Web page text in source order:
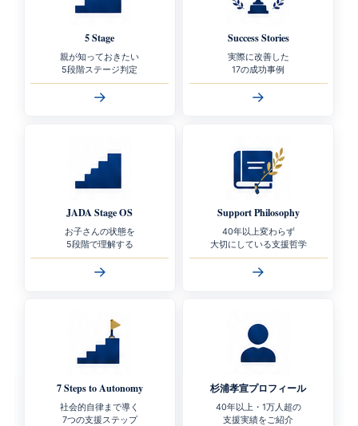
5 Stage
親が知っておきたい
5段階ステージ判定
→
Success Stories
実際に改善した
17の成功事例
→
JADA Stage OS
お子さんの状態を
5段階で理解する
→
Support Philosophy
40年以上変わらず
大切にしている支援哲学
→
7 Steps to Autonomy
社会的自律まで導く
7つの支援ステップ
杉浦孝宣プロフィール
40年以上・1万人超の
支援実績をご紹介